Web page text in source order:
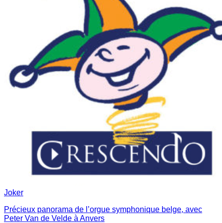
Joker
Précieux panorama de l’orgue symphonique belge, avec
Peter Van de Velde à Anvers